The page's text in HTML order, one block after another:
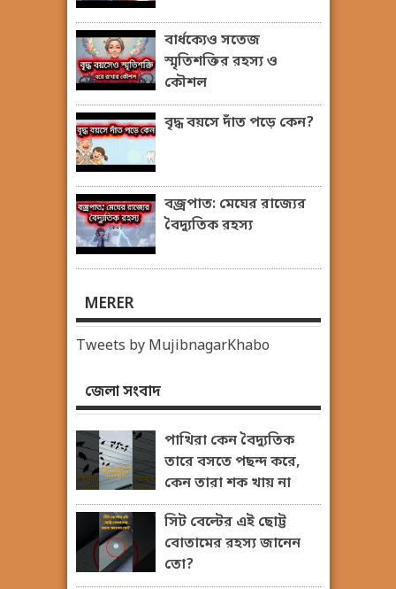
বার্ধক্যেও সতেজ
স্মৃতিশক্তির রহস্য ও
কৌশল
বৃদ্ধ বয়সে দাঁত পড়ে কেন?
বজ্রপাত: মেঘের রাজ্যের
বৈদ্যুতিক রহস্য
MERER
Tweets by MujibnagarKhabo
জেলা সংবাদ
পাখিরা কেন বৈদ্যুতিক
তারে বসতে পছন্দ করে,
কেন তারা শক খায় না
সিট বেল্টের এই ছোট্ট
বোতামের রহস্য জানেন
তো?